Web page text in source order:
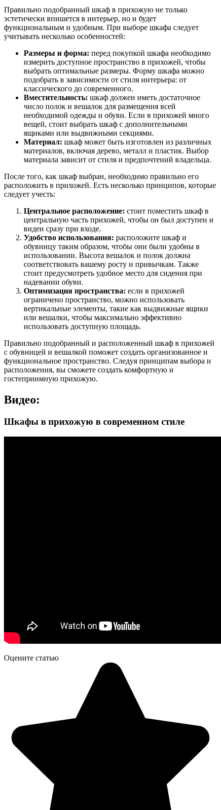
Правильно подобранный шкаф в прихожую не только
эстетически впишется в интерьер, но и будет
функциональным и удобным. При выборе шкафа следует
учитывать несколько особенностей:
Размеры и форма: перед покупкой шкафа необходимо
измерить доступное пространство в прихожей, чтобы
выбрать оптимальные размеры. Форму шкафа можно
подобрать в зависимости от стиля интерьера: от
классического до современного.
Вместительность: шкаф должен иметь достаточное
число полок и вешалок для размещения всей
необходимой одежды и обуви. Если в прихожей много
вещей, стоит выбрать шкаф с дополнительными
ящиками или выдвижными секциями.
Материал: шкаф может быть изготовлен из различных
материалов, включая дерево, металл и пластик. Выбор
материала зависит от стиля и предпочтений владельца.
После того, как шкаф выбран, необходимо правильно его
расположить в прихожей. Есть несколько принципов, которые
следует учесть:
Центральное расположение: стоит поместить шкаф в
центральную часть прихожей, чтобы он был доступен и
виден сразу при входе.
Удобство использования: расположите шкаф и
обувницу таким образом, чтобы они были удобны в
использовании. Высота вешалок и полок должна
соответствовать вашему росту и привычкам. Также
стоит предусмотреть удобное место для сидения при
надевании обуви.
Оптимизация пространства: если в прихожей
ограничено пространство, можно использовать
вертикальные элементы, такие как выдвижные ящики
или вешалки, чтобы максимально эффективно
использовать доступную площадь.
Правильно подобранный и расположенный шкаф в прихожей
с обувницей и вешалкой поможет создать организованное и
функциональное пространство. Следуя принципам выбора и
расположения, вы сможете создать комфортную и
гостеприимную прихожую.
Видео:
Шкафы в прихожую в современном стиле
Оцените статью